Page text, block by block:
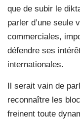
que de subir le
parler d’une seule
commerciales,
défendre ses
internationales.
Il serait vain de
reconnaître les
freinent toute